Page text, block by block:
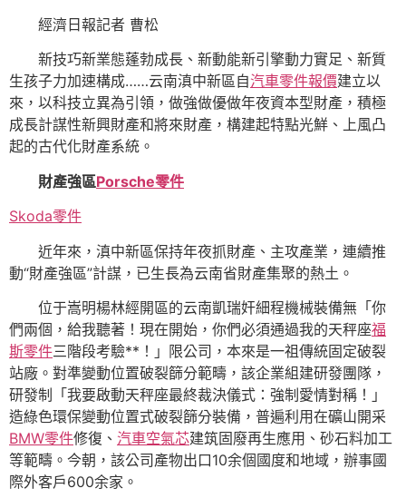
經濟日報記者 曹松
新技巧新業態蓬勃成長、新動能新引擎動力實足、新質
生孩子力加速構成……云南滇中新區自汽車零件報價建立以
來，以科技立異為引領，做強做優做年夜資本型財產，積極
成長計謀性新興財產和將來財產，構建起特點光鮮、上風凸
起的古代化財產系統。
財產強區Porsche零件
Skoda零件
近年來，滇中新區保持年夜抓財產、主攻產業，連續推
動“財產強區”計謀，已生長為云南省財產集聚的熱土。
位于嵩明楊林經開區的云南凱瑞奸細程機械裝備無「你
們兩個，給我聽著！現在開始，你們必須通過我的天秤座福
斯零件三階段考驗**！」限公司，本來是一祖傳統固定破裂
站廠。對準變動位置破裂篩分範疇，該企業組建研發團隊，
研發制「我要啟動天秤座最終裁決儀式：強制愛情對稱！」
造綠色環保變動位置式破裂篩分裝備，普遍利用在礦山開采
BMW零件修復、 汽車空氣芯建筑固廢再生應用、砂石料加工
等範疇。今朝，該公司產物出口10余個國度和地域，辦事國
際外客戶600余家。